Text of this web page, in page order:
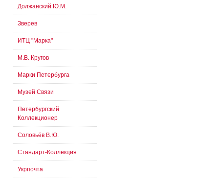
Должанский Ю.М.
Зверев
ИТЦ "Марка"
М.В. Кругов
Марки Петербурга
Музей Связи
Петербургский
Коллекционер
Соловьёв В.Ю.
Стандарт-Коллекция
Укрпочта